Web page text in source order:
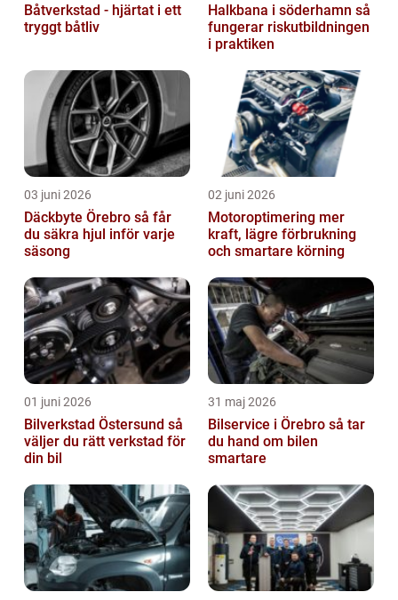
Båtverkstad - hjärtat i ett
tryggt båtliv
Halkbana i söderhamn så
fungerar riskutbildningen
i praktiken
03 juni 2026
Däckbyte Örebro så får
du säkra hjul inför varje
säsong
02 juni 2026
Motoroptimering mer
kraft, lägre förbrukning
och smartare körning
01 juni 2026
Bilverkstad Östersund så
väljer du rätt verkstad för
din bil
31 maj 2026
Bilservice i Örebro så tar
du hand om bilen
smartare